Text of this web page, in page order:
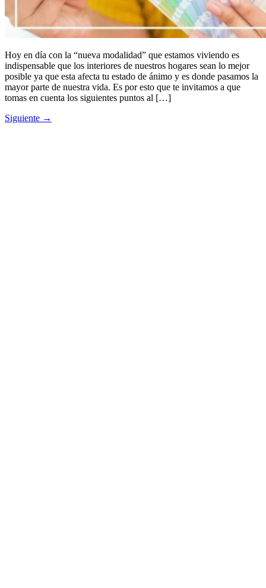
Hoy en día con la “nueva modalidad” que estamos viviendo es
indispensable que los interiores de nuestros hogares sean lo mejor
posible ya que esta afecta tu estado de ánimo y es donde pasamos la
mayor parte de nuestra vida. Es por esto que te invitamos a que
tomas en cuenta los siguientes puntos al […]
Siguiente →